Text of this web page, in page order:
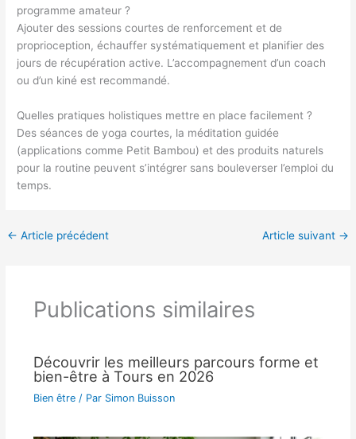
programme amateur ?
Ajouter des sessions courtes de renforcement et de
proprioception, échauffer systématiquement et planifier des
jours de récupération active. L’accompagnement d’un coach
ou d’un kiné est recommandé.
Quelles pratiques holistiques mettre en place facilement ?
Des séances de yoga courtes, la méditation guidée
(applications comme Petit Bambou) et des produits naturels
pour la routine peuvent s’intégrer sans bouleverser l’emploi du
temps.
← Article précédent Article suivant →
Publications similaires
Découvrir les meilleurs parcours forme et
bien-être à Tours en 2026
Bien être/ Par Simon Buisson